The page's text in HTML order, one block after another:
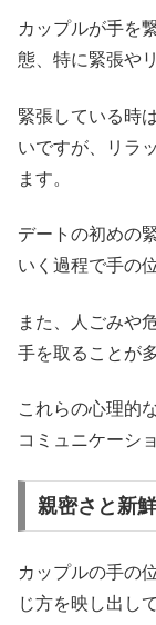
カップルが手を
態、特に緊張や
緊張している時
いですが、リラ
ます。
デートの初めの
いく過程で手の
また、人ごみや
手を取ることが
これらの心理的
コミュニケーシ
親密さと新
カップルの手の
じ方を映し出し